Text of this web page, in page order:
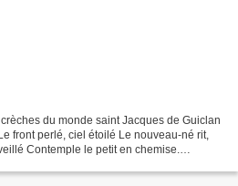
du monde saint Jacques de Guiclan
front perlé, ciel étoilé Le nouveau-né rit,
Contemple le petit en chemise.